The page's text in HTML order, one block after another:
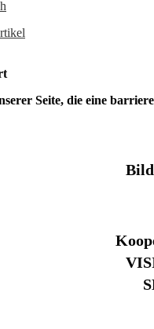
Seite, die eine